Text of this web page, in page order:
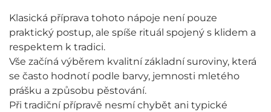
Klasická příprava tohoto nápoje není pouze
praktický postup, ale spíše rituál spojený s klidem a
respektem k tradici.
Vše začíná výběrem kvalitní základní suroviny, která
se často hodnotí podle barvy, jemnosti mletého
prášku a způsobu pěstování.
Při tradiční přípravě nesmí chybět ani typické